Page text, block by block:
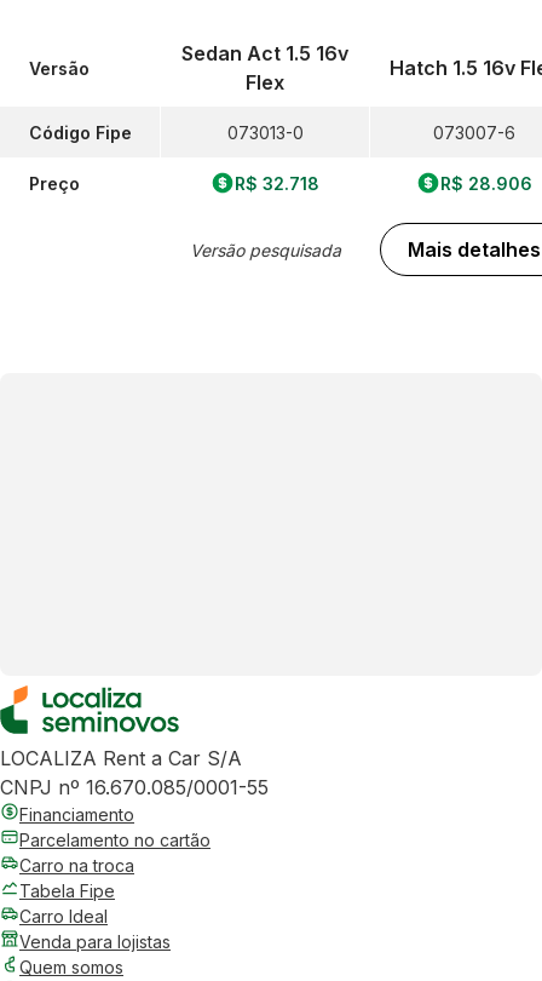
Versão
Código Fipe
Preço
Sedan Act 1.5 16v
Flex
073013-0
R$ 32.718
Versão pesquisada
Hatch 1.5 16v
073007-6
R$ 28.906
Mais detalhes
LOCALIZA Rent a Car S/A
CNPJ nº 16.670.085/0001-55
Financiamento
Parcelamento no cartão
Carro na troca
Tabela Fipe
Carro Ideal
Venda para lojistas
Quem somos